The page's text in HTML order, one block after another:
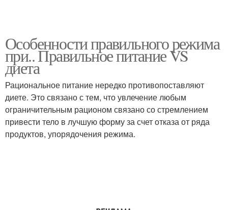
Особенности правильного режима
при.. Правильное питание VS
диета
Рациональное питание нередко противопоставляют
диете. Это связано с тем, что увлечение любым
ограничительным рационом связано со стремлением
привести тело в лучшую форму за счет отказа от ряда
продуктов, упорядочения режима.